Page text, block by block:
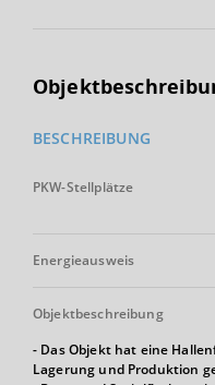
BESCHREIBUNG
PKW-Stellplätze
Energieausweis
Objektbeschreibung
- Das Objekt hat eine
Lagerung und Produktion